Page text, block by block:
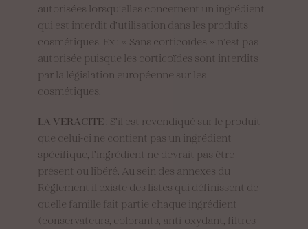
autorisées lorsqu’elles concernent un ingrédient
qui est interdit d’utilisation dans les produits
cosmétiques. Ex : « Sans corticoïdes » n’est pas
autorisée puisque les corticoïdes sont interdits
par la législation européenne sur les
cosmétiques.
LA VERACITE : S’il est revendiqué sur le produit
que celui-ci ne contient pas un ingrédient
spécifique, l’ingrédient ne devrait pas être
présent ou libéré. Au sein des annexes du
Règlement il existe des listes qui définissent de
quelle famille fait partie chaque ingrédient
(conservateurs, colorants, anti-oxydant, filtres